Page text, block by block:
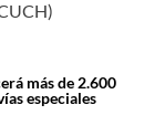
más de 2.600
especiales